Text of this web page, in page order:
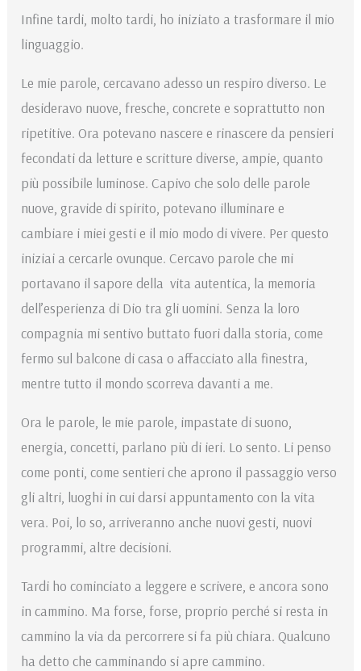
Infine tardi, molto tardi, ho iniziato a trasformare il mio
linguaggio.
Le mie parole, cercavano adesso un respiro diverso. Le
desideravo nuove, fresche, concrete e soprattutto non
ripetitive. Ora potevano nascere e rinascere da pensieri
fecondati da letture e scritture diverse, ampie, quanto
più possibile luminose. Capivo che solo delle parole
nuove, gravide di spirito, potevano illuminare e
cambiare i miei gesti e il mio modo di vivere. Per questo
iniziai a cercarle ovunque. Cercavo parole che mi
portavano il sapore della vita autentica, la memoria
dell’esperienza di Dio tra gli uomini. Senza la loro
compagnia mi sentivo buttato fuori dalla storia, come
fermo sul balcone di casa o affacciato alla finestra,
mentre tutto il mondo scorreva davanti a me.
Ora le parole, le mie parole, impastate di suono,
energia, concetti, parlano più di ieri. Lo sento. Li penso
come ponti, come sentieri che aprono il passaggio verso
gli altri, luoghi in cui darsi appuntamento con la vita
vera. Poi, lo so, arriveranno anche nuovi gesti, nuovi
programmi, altre decisioni.
Tardi ho cominciato a leggere e scrivere, e ancora sono
in cammino. Ma forse, forse, proprio perché si resta in
cammino la via da percorrere si fa più chiara. Qualcuno
ha detto che camminando si apre cammino.